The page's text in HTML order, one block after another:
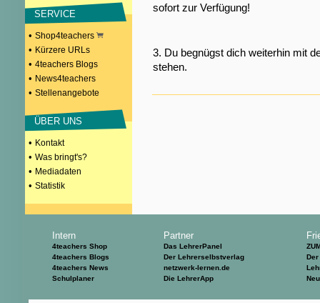
SERVICE
• Shop4teachers
• Kürzere URLs
• 4teachers Blogs
• News4teachers
• Stellenangebote
ÜBER UNS
• Kontakt
• Was bringt's?
• Mediadaten
• Statistik
sofort zur Verfügung!
3. Du begnügst dich weiterhin mit
stehen.
Intern
4teachers Shop
4teachers Blogs
4teachers News
Schulplaner
Partner
Das LehrerPanel
Der Lehrerselbstverlag
netzwerk-lernen.de
Die LehrerApp